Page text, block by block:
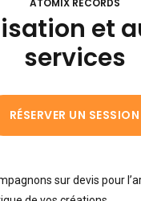
ATOMIX RECORDS
et
services
RÉSERVER UN SESSION
sur devis pour